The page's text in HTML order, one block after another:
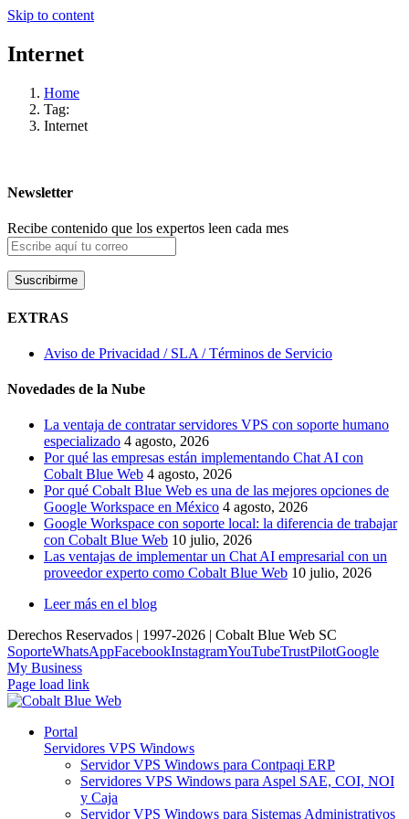
Skip to content
Internet
Home
Tag:
Internet
Newsletter
Recibe contenido que los expertos leen cada mes
EXTRAS
Aviso de Privacidad / SLA / Términos de Servicio
Novedades de la Nube
La ventaja de contratar servidores VPS con soporte humano
especializado 4 agosto, 2026
Por qué las empresas están implementando Chat AI con
Cobalt Blue Web 4 agosto, 2026
Por qué Cobalt Blue Web es una de las mejores opciones de
Google Workspace en México 4 agosto, 2026
Google Workspace con soporte local: la diferencia de trabajar
con Cobalt Blue Web 10 julio, 2026
Las ventajas de implementar un Chat AI empresarial con un
proveedor experto como Cobalt Blue Web 10 julio, 2026
Leer más en el blog
Derechos Reservados | 1997-2026 | Cobalt Blue Web SC
SoporteWhatsAppFacebookInstagramYouTubeTrustPilotGoogle
My Business
Page load link
Portal
Servidores VPS Windows
Servidor VPS Windows para Contpaqi ERP
Servidores VPS Windows para Aspel SAE, COI, NOI
y Caja
Servidor VPS Windows para Sistemas Administrativos